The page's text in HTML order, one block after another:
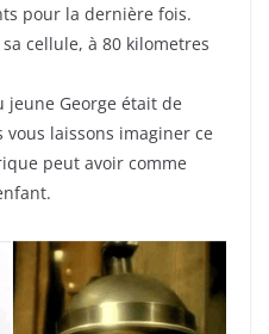
pour la dernière fois.
cellule, à 80 kilometres
jeune George était de
vous laissons imaginer ce
peut avoir comme